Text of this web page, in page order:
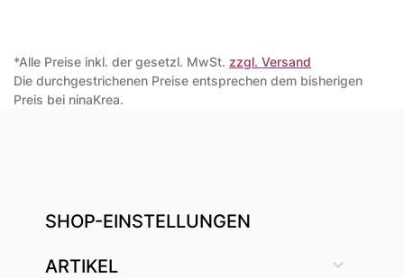
*Alle Preise inkl. der gesetzl. MwSt. zzgl. Versand
Die durchgestrichenen Preise entsprechen dem bisherigen
Preis bei ninaKrea.
SHOP-EINSTELLUNGEN
ARTIKEL 